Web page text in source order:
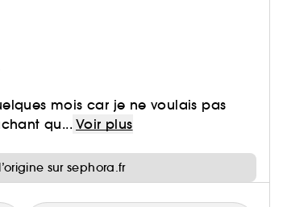
mois car je ne voulais pas
qu... Voir plus
sur sephora.fr